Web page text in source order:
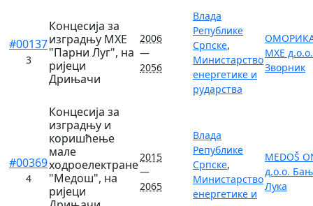
#00137
3
Концесија за
изградњу МХЕ
"Парни Луг", на
ријеци
Дрињачи
2006
—
2056
Влада
Републике
Српске,
Министарство
енергетике и
рударства
МХЕ д.о.о.
Зворник
#00369
4
Концесија за
изградњу и
коришћење
мале
ходроелектране
"Медош", на
ријеци
2015
—
2065
Влада
Републике
Српске,
Министарство
енергетике и
MEDOŠ
д.о.о.
Лука